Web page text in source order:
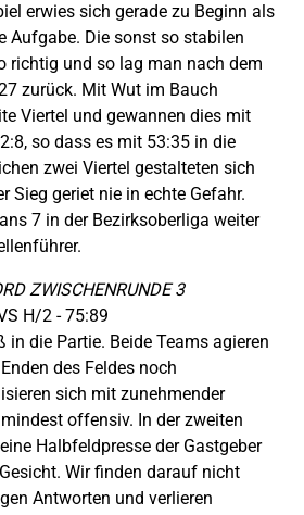
erwies sich gerade zu Beginn als
Aufgabe. Die sonst so stabilen
richtig und so lag man nach dem
zurück. Mit Wut im Bauch
Viertel und gewannen dies mit
so dass es mit 53:35 in die
zwei Viertel gestalteten sich
Sieg geriet nie in echte Gefahr.
7 in der Bezirksoberliga weiter
ZWISCHENRUNDE 3
H/2 - 75:89
in die Partie. Beide Teams agieren
des Feldes noch
sich mit zunehmender
offensiv. In der zweiten
Halbfeldpresse der Gastgeber
Wir finden darauf nicht
Antworten und verlieren